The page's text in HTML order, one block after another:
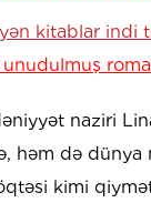
kitablar indi
unudulmuş
naziri
həm də dünya
kimi